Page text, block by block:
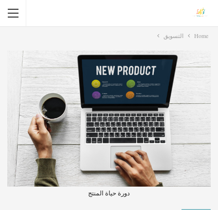
Home التسويق
دورة حياة المنتج